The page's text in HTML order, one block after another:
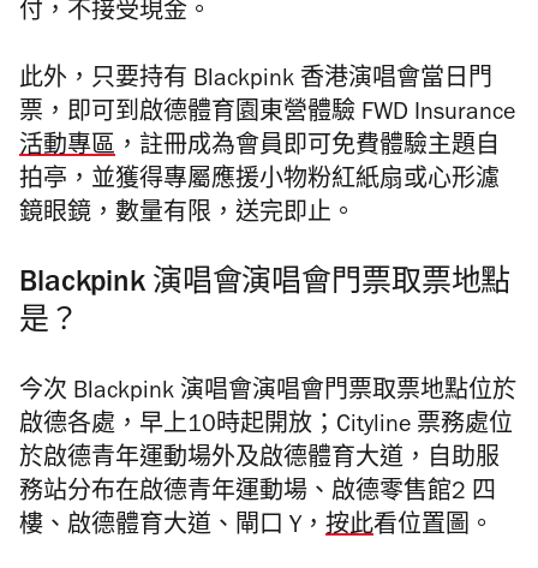
付，不接受現金。
此外，只要持有 Blackpink 香港演唱會當日門
票，即可到啟德體育園東營體驗 FWD Insurance
活動專區 ，註冊成為會員即可免費體驗主題自
拍亭，並獲得專屬應援小物粉紅紙扇或心形濾
鏡眼鏡，數量有限，送完即止。
Blackpink 演唱會演唱會門票取票地點
是？
今次 Blackpink 演唱會演唱會門票取票地點位於
啟德各處，早上10時起開放；Cityline 票務處位
於啟德青年運動場外及啟德體育大道，自助服
務站分布在啟德青年運動場、啟德零售館2 四
樓、啟德體育大道、閘口 Y， 按此看位置圖。